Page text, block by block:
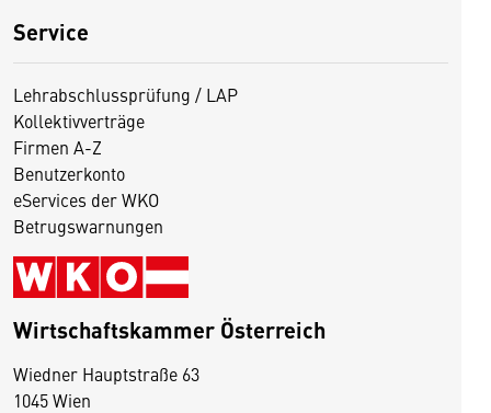
Service
Lehrabschlussprüfung / LAP
Kollektivverträge
Firmen A-Z
Benutzerkonto
eServices der WKO
Betrugswarnungen
Wirtschaftskammer Österreich
Wiedner Hauptstraße 63
1045 Wien
D